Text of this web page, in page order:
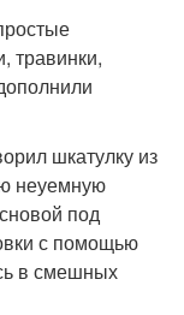
травинки,
шкатулку из
неуемную
под
с помощью
в смешных